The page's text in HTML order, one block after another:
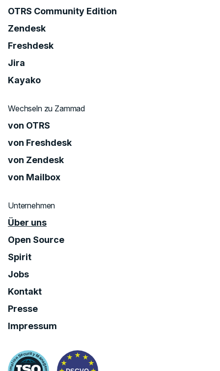
OTRS Community Edition
Zendesk
Freshdesk
Jira
Kayako
Wechseln zu Zammad
von OTRS
von Freshdesk
von Zendesk
von Mailbox
Unternehmen
Über uns
Open Source
Spirit
Jobs
Kontakt
Presse
Impressum